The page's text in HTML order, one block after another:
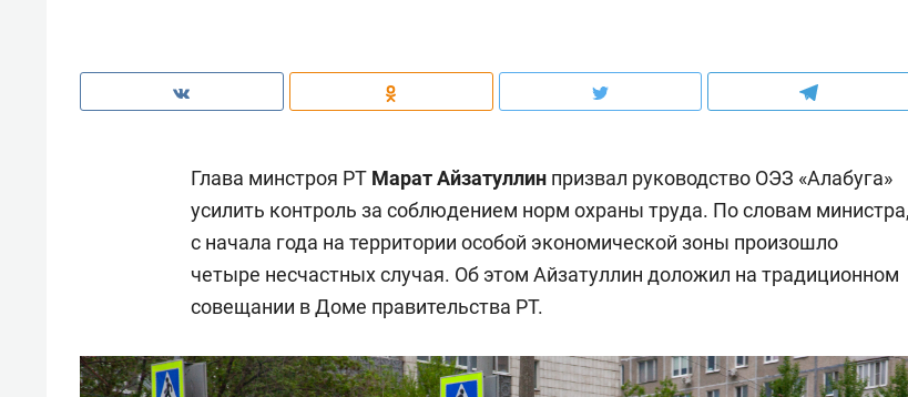
Глава минстроя РТ Марат Айзатуллин призвал руководство ОЭЗ «Алабуга»
усилить контроль за соблюдением норм охраны труда. По словам министра,
с начала года на территории особой экономической зоны произошло
четыре несчастных случая. Об этом Айзатуллин доложил на традиционном
совещании в Доме правительства РТ.